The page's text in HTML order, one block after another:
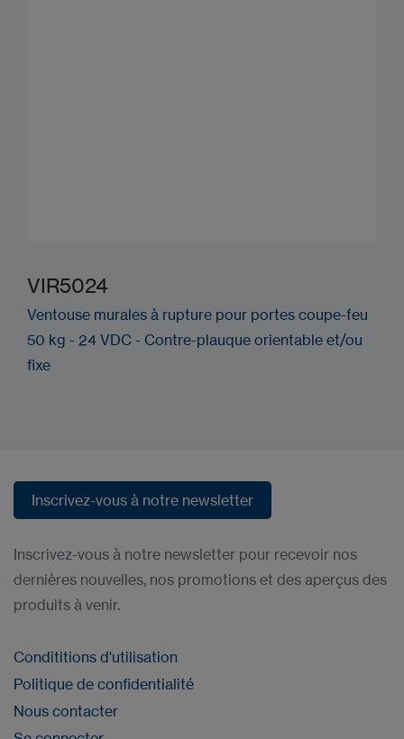
VIR5024
Ventouse murales à rupture pour portes coupe-feu
50 kg - 24 VDC - Contre-plauque orientable et/ou
fixe
Inscrivez-vous à notre newsletter
Inscrivez-vous à notre newsletter pour recevoir nos
dernières nouvelles, nos promotions et des aperçus des
produits à venir.
Condititions d'utilisation
Politique de confidentialité
Nous contacter